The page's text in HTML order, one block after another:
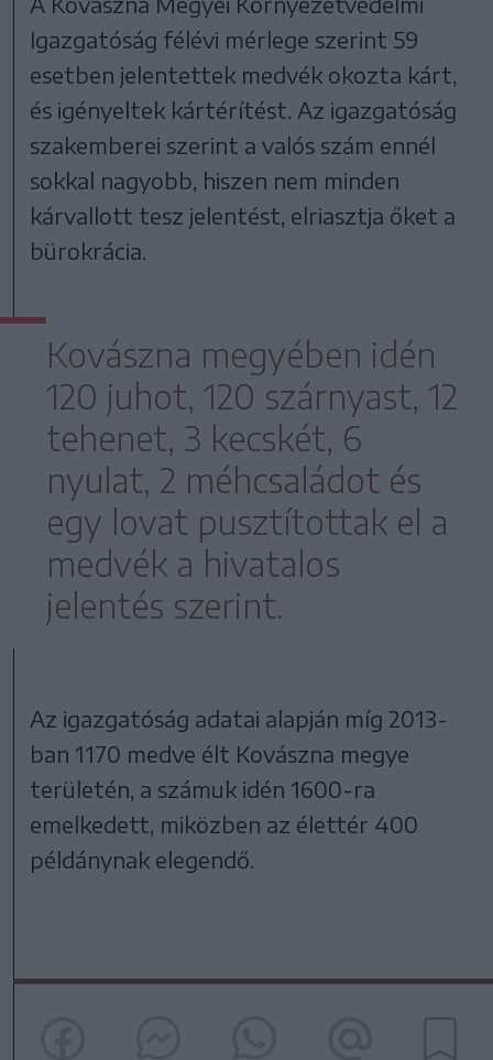
Igazgatóság félévi mérlege szerint 59
esetben jelentettek medvék okozta kárt,
és igényeltek kártérítést. Az igazgatóság
szakemberei szerint a valós szám ennél
sokkal nagyobb, hiszen nem minden
kárvallott tesz jelentést, elriasztja őket a
bürokrácia.
Kovászna megyében idén
120 juhot, 120 szárnyast, 12
tehenet, 3 kecskét, 6
nyulat, 2 méhcsaládot és
egy lovat pusztítottak el a
medvék a hivatalos
jelentés szerint.
Az igazgatóság adatai alapján míg 2013-
ban 1170 medve élt Kovászna megye
területén, a számuk idén 1600-ra
emelkedett, miközben az élettér 400
példánynak elegendő.